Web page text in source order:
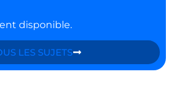
disponible.
LES SUJETS